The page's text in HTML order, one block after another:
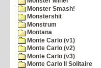
Monster Smash!
Monstershit
Monstrum
Montana
Monte Carlo (v1)
Monte Carlo (v2)
Monte Carlo (v3)
Monte Carlo II Solitaire